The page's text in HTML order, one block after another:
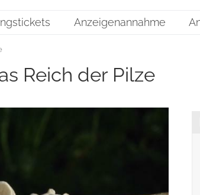
Anzeigenannahme
Reich der Pilze